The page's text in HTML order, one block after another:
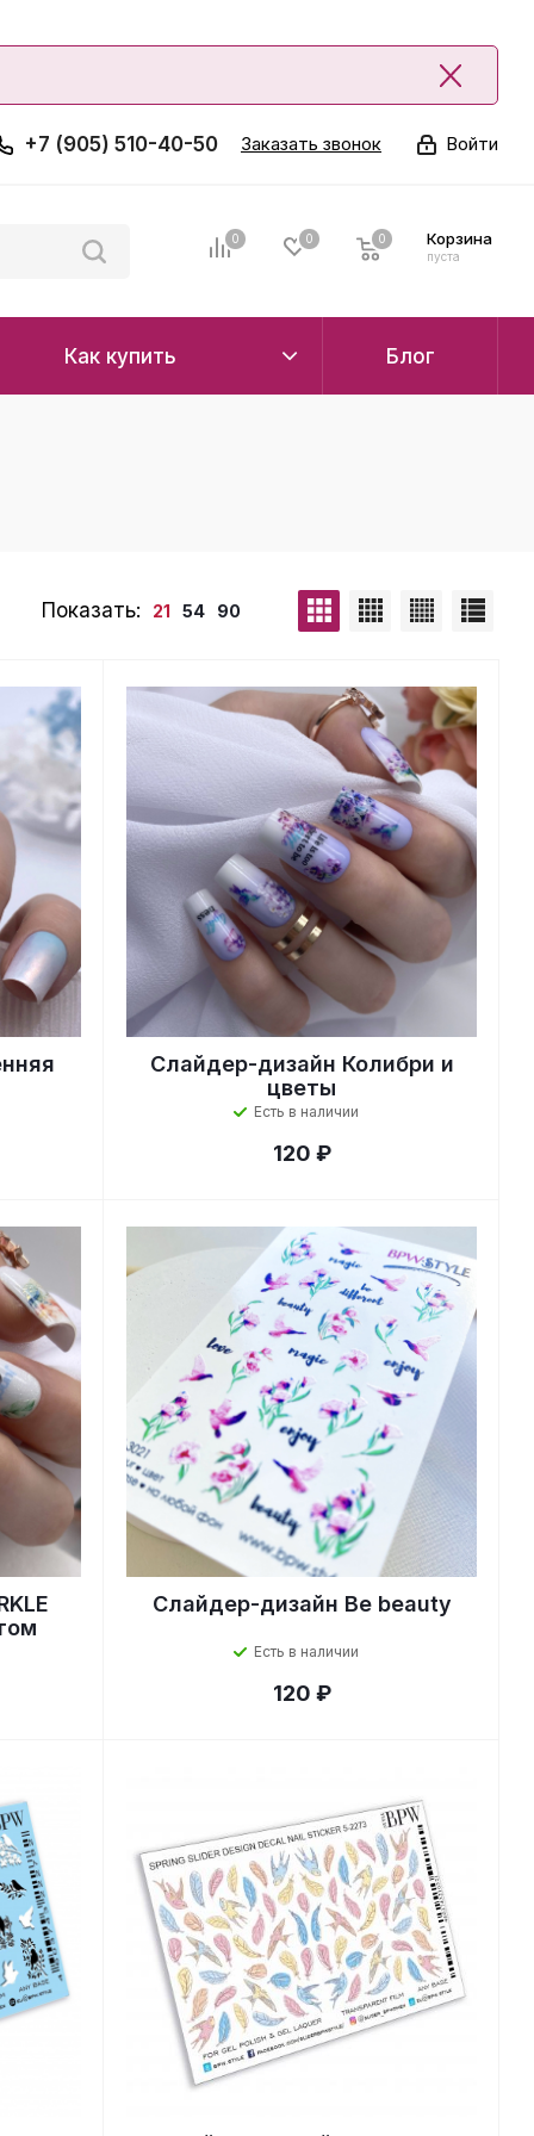
Войти
+7 (905) 510-40-50 Заказать звонок
0 0 Корзина
0
пуста
0
Как купить Блог
Показать: 21 54 90
Слайдер-дизайн Колибри и
цветы
Есть в наличии
120 ₽
Слайдер-дизайн Be beauty
Есть в наличии
120 ₽